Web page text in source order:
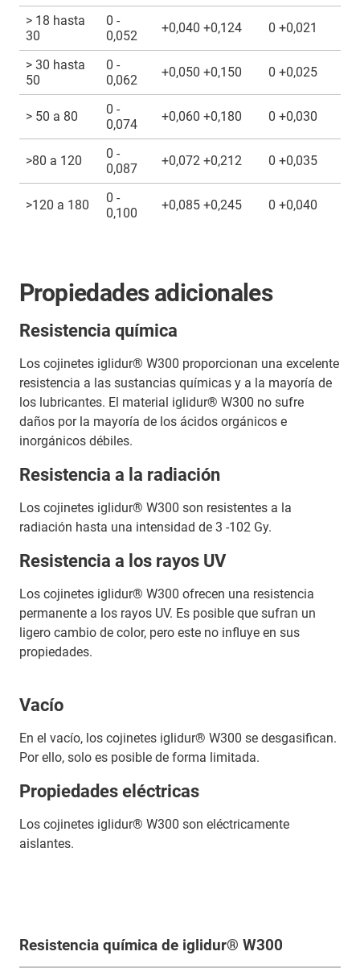
> 18 hasta
30
0 -
0,052
+0,040 +0,124 0 +0,021
> 30 hasta
50
0 -
0,062
+0,050 +0,150 0 +0,025
> 50 a 80
0 -
0,074
+0,060 +0,180 0 +0,030
>80 a 120
0 -
0,087
+0,072 +0,212 0 +0,035
>120 a 180
0 -
0,100
+0,085 +0,245 0 +0,040
Propiedades adicionales
Resistencia química
Los cojinetes iglidur® W300 proporcionan una excelente
resistencia a las sustancias químicas y a la mayoría de
los lubricantes. El material iglidur® W300 no sufre
daños por la mayoría de los ácidos orgánicos e
inorgánicos débiles.
Resistencia a la radiación
Los cojinetes iglidur® W300 son resistentes a la
radiación hasta una intensidad de 3 -102 Gy.
Resistencia a los rayos UV
Los cojinetes iglidur® W300 ofrecen una resistencia
permanente a los rayos UV. Es posible que sufran un
ligero cambio de color, pero este no influye en sus
propiedades.
Vacío
En el vacío, los cojinetes iglidur® W300 se desgasifican.
Por ello, solo es posible de forma limitada.
Propiedades eléctricas
Los cojinetes iglidur® W300 son eléctricamente
aislantes.
Resistencia química de iglidur® W300